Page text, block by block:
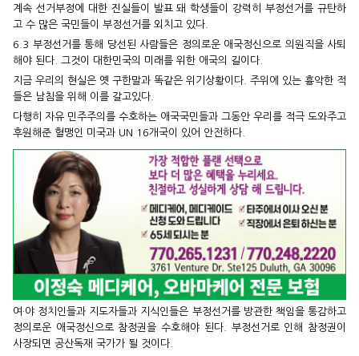
계속 선거부정에 대한 진실들이 발표 돼 학생들이 강력히 부정선거를 규탄하
고 수 많은 국민들이 부정선거를 외치고 있다.
6.3 부정선거를 통해 당선된 사람들은 정의로운 애국정신으로 의원직을 사퇴
해야 된다. 그것이 대한민국의 미래를 위한 애국의 길이다.
지금 우리의 현실은 옛 구한말과 똑같은 위기상황이다. 주위에 있는 흉악한 적
들은 남침을 위해 이를 갈고있다.
다행히 자유 민주주의를 수호하는 애국국민들과 그동안 우리를 적극 도와주고
후원해준 혈맹인 미국과 UN 16개국이 있어 안전하다.
여·야 정치인들과 지도자들과 지식인들은 부정선거를 방관한 책임을 통감하고
정의로운 애국정신으로 참정권을 수호해야 된다. 부정선거로 인해 참정권이
사장되면 공산독재 국가가 될 것이다.